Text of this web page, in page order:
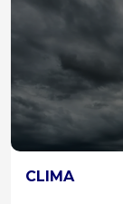
ACIDENTES